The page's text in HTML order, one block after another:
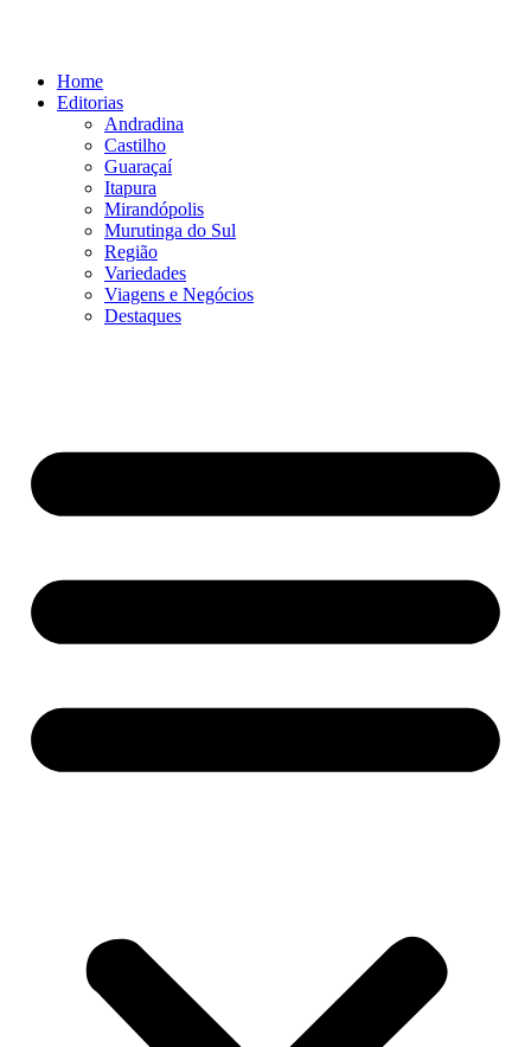
conteúdoHome
Editorias
Andradina
Castilho
Guaraçaí
Itapura
Mirandópolis
Murutinga do Sul
Região
Variedades
Viagens e Negócios
Destaques